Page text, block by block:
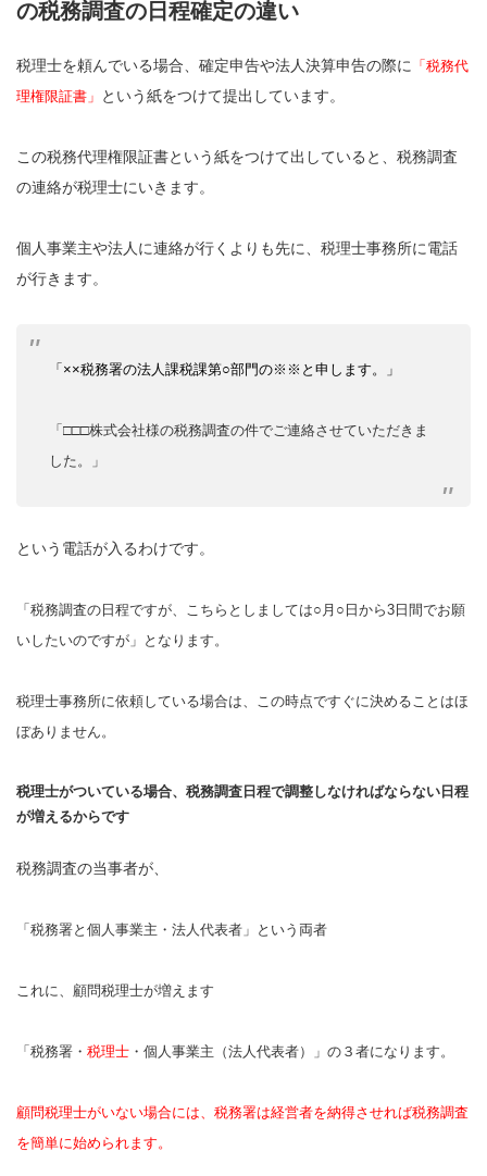
の税務調査の日程確定の違い
税理士を頼んでいる場合、確定申告や法人決算申告の際に 「税務代
理権限証書」 という紙をつけて提出しています。
この税務代理権限証書という紙をつけて出していると、税務調査
の連絡が税理士にいきます。
個人事業主や法人に連絡が行くよりも先に、税理士事務所に電話
が行きます。
「××税務署の法人課税課第○部門の※※と申します。」
「□□□株式会社様の税務調査の件でご連絡させていただきま
した。」
という電話が入るわけです。
「税務調査の日程ですが、こちらとしましては○月○日から3日間でお願
いしたいのですが」となります。
税理士事務所に依頼している場合は、この時点ですぐに決めることはほ
ぼありません。
税理士がついている場合、税務調査日程で調整しなければならない日程
が増えるからです
税務調査の当事者が、
「税務署と個人事業主・法人代表者」という両者
これに、顧問税理士が増えます
「税務署・ 税理士 ・個人事業主（法人代表者）」の３者になります。
顧問税理士がいない場合には、税務署は経営者を納得させれば税務調査
を簡単に始められます。